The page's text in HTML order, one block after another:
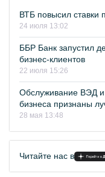
ВТБ повысил ставки
24 июля 13:02
ББР Банк запустил
бизнес-клиентов
22 июля 15:26
Обслуживание ВЭД и
бизнеса признаны
28 мая 13:48
Читайте нас в